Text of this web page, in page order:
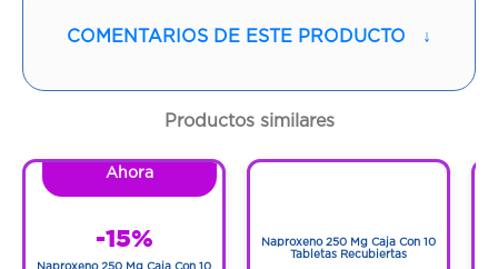
30 Tabletas
Código:1291364
COMENTARIOS DE ESTE PRODUCTO ↓
Productos similares
Ahora
-15%
Naproxeno 250 Mg Caja Con 10
Naproxeno 250 Mg Caja Con 10
Tabletas Recubiertas